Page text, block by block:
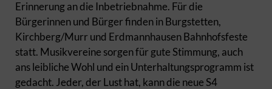
Erinnerung an die Inbetriebnahme. Für die
Bürgerinnen und Bürger finden in Burgstetten,
Kirchberg/Murr und Erdmannhausen Bahnhofsfeste
statt. Musikvereine sorgen für gute Stimmung, auch
ans leibliche Wohl und ein Unterhaltungsprogramm ist
gedacht. Jeder, der Lust hat, kann die neue S4